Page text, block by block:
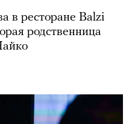
в ресторане Balzi
родственница